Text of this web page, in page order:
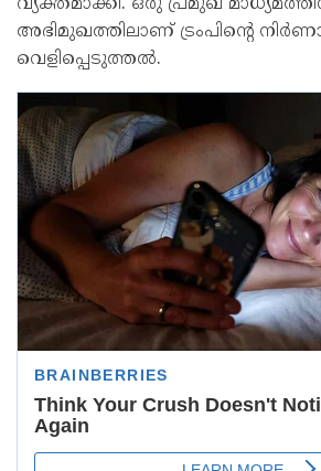
വ്യക്തമാക്കി. ഒരു പ്രമുഖ
അഭിമുഖത്തിലാണ് ട്രംപിന്റെ
വെളിപ്പെടുത്തൽ.